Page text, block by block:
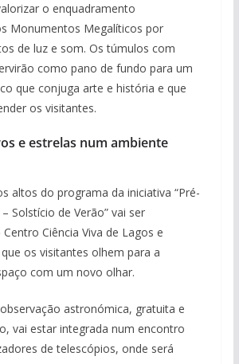
o enquadramento
Monumentos Megalíticos por
de luz e som. Os túmulos com
como pano de fundo para um
que conjuga arte e história e que
os visitantes.
e estrelas num ambiente
altos do programa da iniciativa “Pré-
Solstício de Verão” vai ser
Ciência Viva de Lagos e
os visitantes olhem para a
com um novo olhar.
astronómica, gratuita e
vai estar integrada num encontro
de telescópios, onde será